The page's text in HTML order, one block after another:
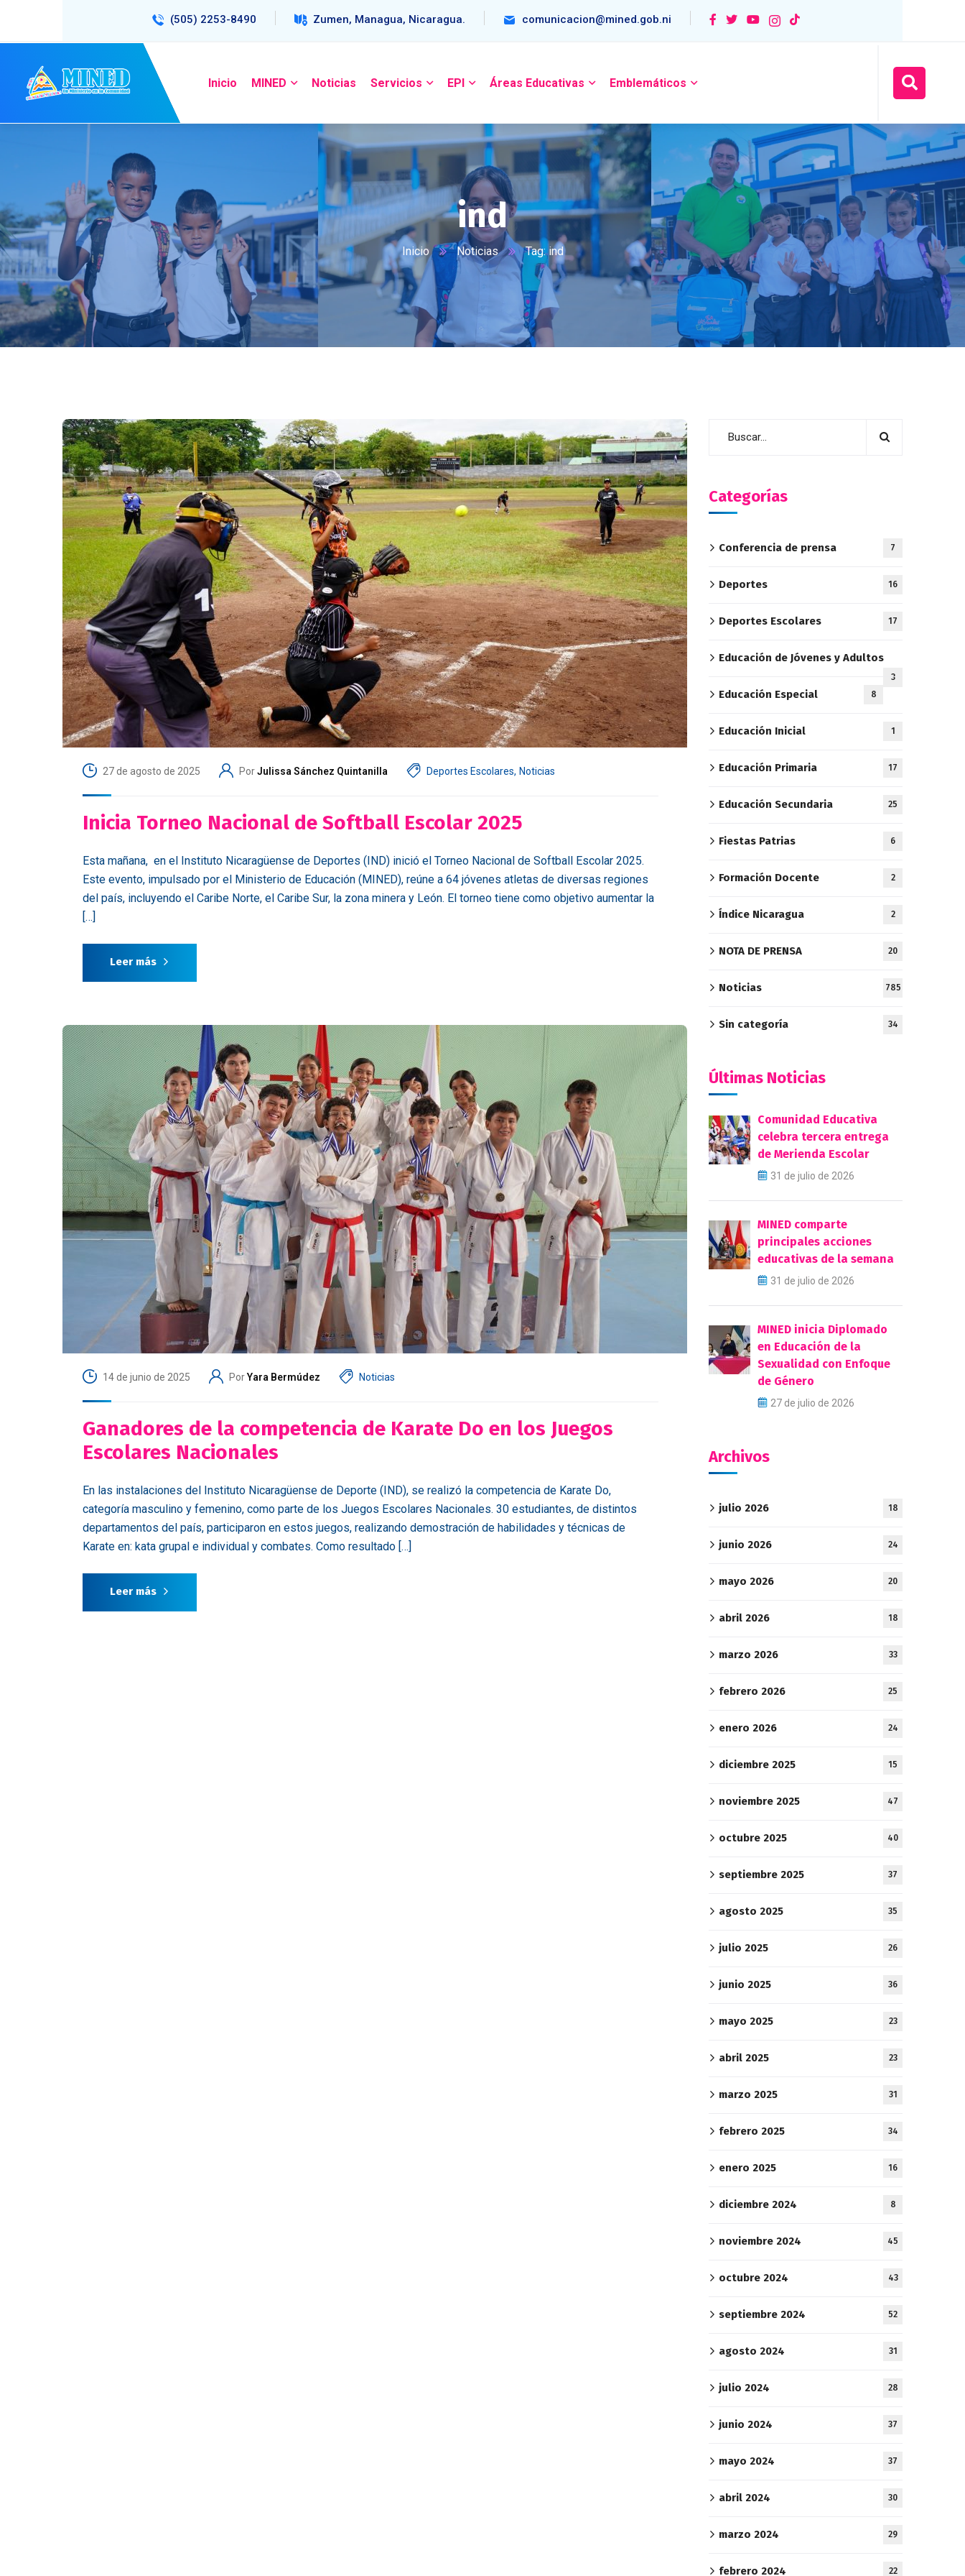
(505) 2253-8490 Zumen, Managua, Nicaragua. comunicacion@mined.gob.ni
Inicio MINED Noticias Servicios EPI Áreas Educativas Emblemáticos
ind
Inicio Noticias Tag: ind
27 de agosto de 2025 PorJulissa Sánchez Quintanilla Deportes Escolares, Noticias
Inicia Torneo Nacional de Softball Escolar 2025
Esta mañana, en el Instituto Nicaragüense de Deportes (IND) inició el Torneo Nacional de Softball Escolar 2025.
Este evento, impulsado por el Ministerio de Educación (MINED), reúne a 64 jóvenes atletas de diversas regiones
del país, incluyendo el Caribe Norte, el Caribe Sur, la zona minera y León. El torneo tiene como objetivo aumentar la
[…]
Leer más
14 de junio de 2025 PorYara Bermúdez Noticias
Ganadores de la competencia de Karate Do en los Juegos
Escolares Nacionales
En las instalaciones del Instituto Nicaragüense de Deporte (IND), se realizó la competencia de Karate Do,
categoría masculino y femenino, como parte de los Juegos Escolares Nacionales. 30 estudiantes, de distintos
departamentos del país, participaron en estos juegos, realizando demostración de habilidades y técnicas de
Karate en: kata grupal e individual y combates. Como resultado […]
Leer más
Categorías
Conferencia de prensa 7
Deportes 16
Deportes Escolares 17
Educación de Jóvenes y Adultos
3
Educación Especial 8
Educación Inicial 1
Educación Primaria 17
Educación Secundaria 25
Fiestas Patrias 6
Formación Docente 2
Índice Nicaragua 2
NOTA DE PRENSA 20
Noticias 785
Sin categoría 34
Últimas Noticias
Comunidad Educativa
celebra tercera entrega
de Merienda Escolar
31 de julio de 2026
MINED comparte
principales acciones
educativas de la semana
31 de julio de 2026
MINED inicia Diplomado
en Educación de la
Sexualidad con Enfoque
de Género
27 de julio de 2026
Archivos
julio 2026 18
junio 2026 24
mayo 2026 20
abril 2026 18
marzo 2026 33
febrero 2026 25
enero 2026 24
diciembre 2025 15
noviembre 2025 47
octubre 2025 40
septiembre 2025 37
agosto 2025 35
julio 2025 26
junio 2025 36
mayo 2025 23
abril 2025 23
marzo 2025 31
febrero 2025 34
enero 2025 16
diciembre 2024 8
noviembre 2024 45
octubre 2024 43
septiembre 2024 52
agosto 2024 31
julio 2024 28
junio 2024 37
mayo 2024 37
abril 2024 30
marzo 2024 29
febrero 2024 22